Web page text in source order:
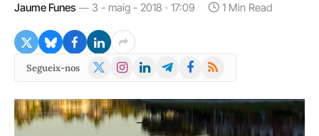
Jaume Funes 3 - maig - 2018 · 17:09 1 Min Read
Segueix-nos
X
Instagram
LinkedInTelegramFacebook
RSS